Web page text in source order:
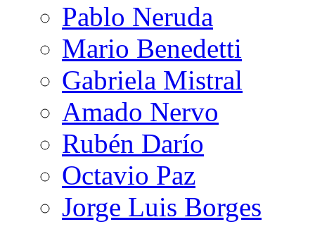
Pablo Neruda
Mario Benedetti
Gabriela Mistral
Amado Nervo
Rubén Darío
Octavio Paz
Jorge Luis Borges